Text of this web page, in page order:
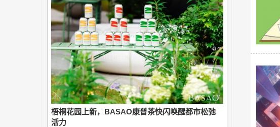
梧桐花园上新，BASAO康普茶快闪唤醒都市松弛
活力